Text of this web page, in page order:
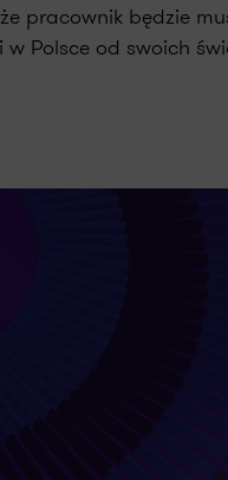
pracownik będzie
Polsce od swoich